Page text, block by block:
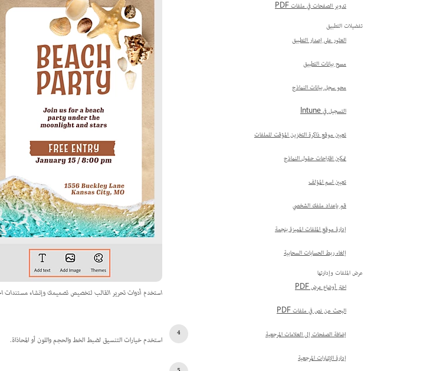
تدوير الصفحات في ملفات PDF
تفضيلات التطبيق
العثور على إصدار التطبيق
مسح بيانات التطبيق
محو سجل بيانات النماذج
التسجيل في Intune
تعيين موقع ذاكرة التخزين المؤقت للملفات
تمكين اقتراحات حقول النماذج
تعيين اسم المؤلف
قم بإعداد ملفك الشخصي
إدارة موقع الملفات المميزة بنجمة
إلغاء ربط الحسابات السحابية
عرض الملفات وإدارتها
اختر أوضاع عرض PDF
البحث عن نص في ملفات PDF
إضافة الصفحات إلى العلامات المرجعية
إدارة الإشارات المرجعية
استخدم أدوات تحرير القالب لتخصيص تصميمك وإنشاء مستندات
استخدم خيارات التنسيق لضبط الخط والحجم واللون أو المحاذاة.